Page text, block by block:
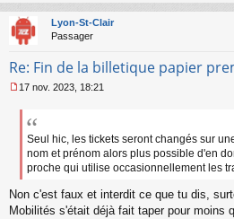
Lyon-St-Clair
Passager
Re: Fin de la billetique papier
e
e
n
17 nov. 2023, 18:21
Seul hic, les tickets seront changés sur
nom et prénom alors plus possible d'en
proche qui utilise occasionnellement les
Non c'est faux et interdit ce que tu dis,
Mobilités s'était déjà fait taper pour moins